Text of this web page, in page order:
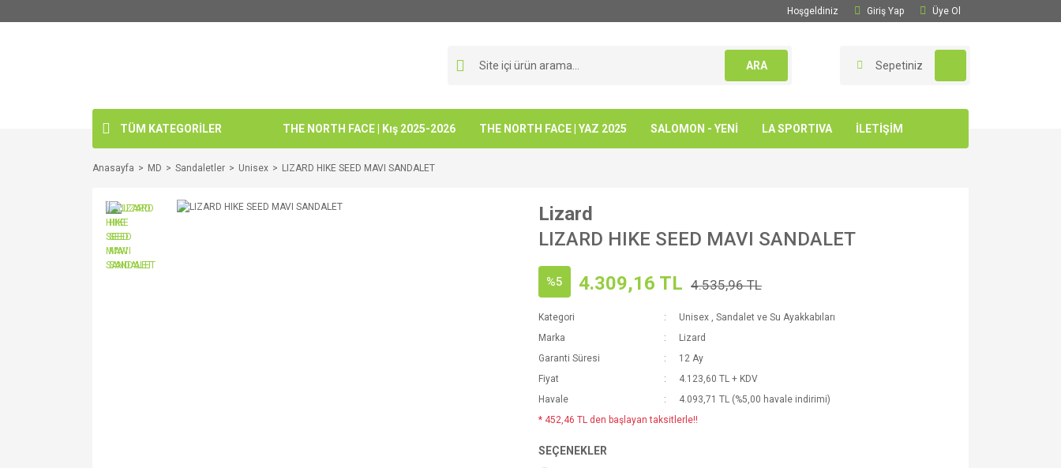
Hoşgeldiniz Giriş Yap Üye Ol
ARA Sepetiniz
TÜM KATEGORİLER THE NORTH FACE | Kış 2025-2026 THE NORTH FACE | YAZ 2025 SALOMON - YENİ LA SPORTIVA İLETİŞİM
Anasayfa MD Sandaletler Unisex LIZARD HIKE SEED MAVI SANDALET
Lizard
LIZARD HIKE SEED MAVI SANDALET
%5 4.309,16 TL 4.535,96 TL
Kategori Unisex , Sandalet ve Su Ayakkabıları
Marka
Lizard
Garanti Süresi
12 Ay
Fiyat
4.123,60 TL + KDV
Havale
4.093,71 TL (%5,00 havale indirimi)
* 452,46 TL den başlayan taksitlerle!!
SEÇENEKLER